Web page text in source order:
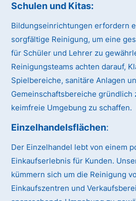
Schulen und Kitas:
Bildungseinrichtungen erfordern
sorgfältige Reinigung, um eine
für Schüler und Lehrer zu
Reinigungsteams achten darauf,
Spielbereiche, sanitäre Anlagen
Gemeinschaftsbereiche gründlich
keimfreie Umgebung zu schaffen.
Einzelhandelsflächen:
Der Einzelhandel lebt von einem
Einkaufserlebnis für Kunden.
kümmern sich um die Reinigung
Einkaufszentren und